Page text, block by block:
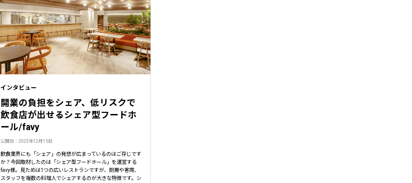
インタビュー
開業の負担をシェア、低リスクで
飲食店が出せるシェア型フードホ
ール/favy
公開日：2023年12月15日
飲食業界にも「シェア」の発想が広まっているのはご存じです
か？今回取材したのは「シェア型フードホール」を運営する
favy様。見ためは1つの広いレストランですが、厨房や客席、
スタッフを複数の料理人でシェアするのが大きな特徴です。シ